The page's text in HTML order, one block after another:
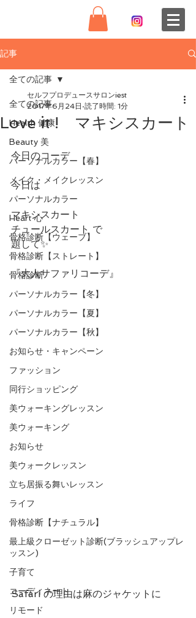
記事
全ての記事
Health 健康
Beauty 美
パーソナルカラー【春】
メイク・メイクレッスン
パーソナルカラー
Heart 心
骨格診断【ウェーブ】
骨格診断【ストレート】
骨格診断
パーソナルカラー【冬】
パーソナルカラー【夏】
パーソナルカラー【秋】
お知らせ・キャンペーン
ファッション
同行ショッピング
美ウォーキングレッスン
美ウォーキング
お知らせ
美ウォークレッスン
立ち居振る舞いレッスン
ライフ
骨格診断【ナチュラル】
最上級クローゼット診断(ブラッシュアップレ
ッスン)
子育て
コーディネート
リモード
全ての記事
Love it ! マキシスカート
セルフプロデュースサロンiest
2017年6月24日 読了時間: 1分
今日のコーデ
今日は
マキシスカート
チュールスカート で
題して✨
『大人サファリコーデ』
Safari の理由は麻のジャケットに